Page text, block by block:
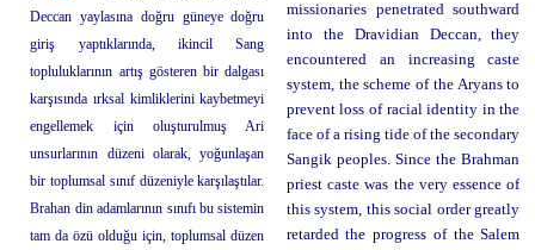
Deccan yaylasına doğru güneye doğru
giriş yaptıklarında, ikincil Sang
topluluklarının artış gösteren bir dalgası
karşısında ırksal kimliklerini kaybetmeyi
engellemek için oluşturulmuş Ari
unsurlarının düzeni olarak, yoğunlaşan
bir toplumsal sınıf düzeniyle karşılaştılar.
Brahan din adamlarının sınıfı bu sistemin
tam da özü olduğu için, toplumsal düzen
missionaries penetrated southward
into the Dravidian Deccan, they
encountered an increasing caste
system, the scheme of the Aryans to
prevent loss of racial identity in the
face of a rising tide of the secondary
Sangik peoples. Since the Brahman
priest caste was the very essence of
this system, this social order greatly
retarded the progress of the Salem